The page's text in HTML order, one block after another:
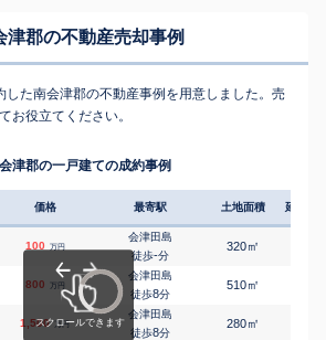
津郡の不動産売却事例
した南会津郡の不動産事例を用意しました。売
お役立てください。
津郡の一戸建ての成約事例
価格 最寄駅 土地面積 延床面
100 万円
会津田島
徒歩-分
320㎡
800 万円
会津田島
徒歩8分
510㎡
1,500 万円
会津田島
徒歩8分
280㎡